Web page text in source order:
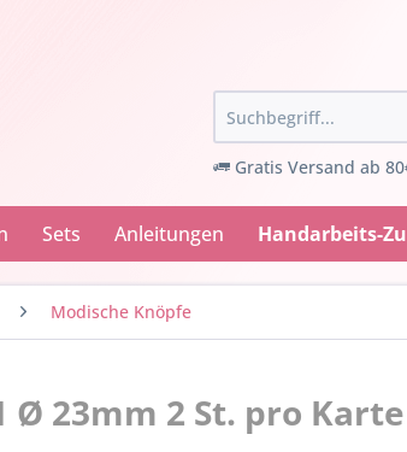
Gratis Versand ab
Sets Anleitungen Handarbeits-
Modische Knöpfe
Ø 23mm 2 St. pro